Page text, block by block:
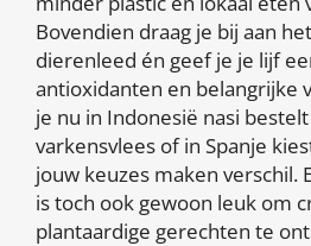
Bovendien draag je bij aan
dierenleed én geef je je lijf
antioxidanten en belangrijke
je nu in Indonesië nasi
varkensvlees of in Spanje
jouw keuzes maken verschil.
is toch ook gewoon leuk om
plantaardige gerechten te